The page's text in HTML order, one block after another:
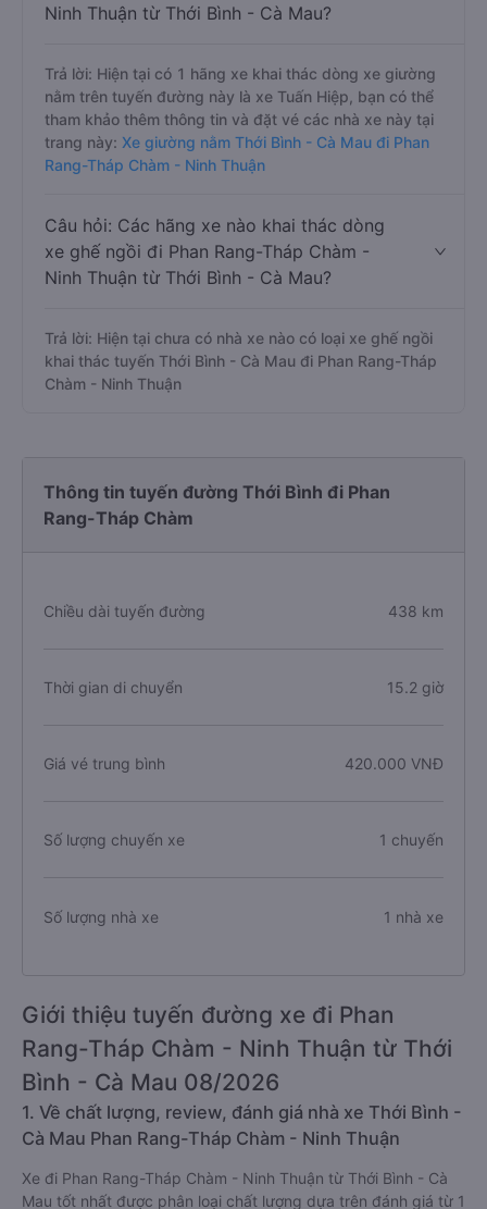
Ninh Thuận từ Thới Bình - Cà Mau?
Trả lời: Hiện tại có 1 hãng xe khai thác dòng xe giường
nằm trên tuyến đường này là xe Tuấn Hiệp, bạn có thể
tham khảo thêm thông tin và đặt vé các nhà xe này tại
trang này: Xe giường nằm Thới Bình - Cà Mau đi Phan
Rang-Tháp Chàm - Ninh Thuận
Câu hỏi: Các hãng xe nào khai thác dòng
xe ghế ngồi đi Phan Rang-Tháp Chàm -
Ninh Thuận từ Thới Bình - Cà Mau?
Trả lời: Hiện tại chưa có nhà xe nào có loại xe ghế ngồi
khai thác tuyến Thới Bình - Cà Mau đi Phan Rang-Tháp
Chàm - Ninh Thuận
Thông tin tuyến đường Thới Bình đi Phan
Rang-Tháp Chàm
Chiều dài tuyến đường 438 km
Thời gian di chuyển 15.2 giờ
Giá vé trung bình 420.000 VNĐ
Số lượng chuyến xe 1 chuyến
Số lượng nhà xe 1 nhà xe
Giới thiệu tuyến đường xe đi Phan
Rang-Tháp Chàm - Ninh Thuận từ Thới
Bình - Cà Mau 08/2026
1. Về chất lượng, review, đánh giá nhà xe Thới Bình -
Cà Mau Phan Rang-Tháp Chàm - Ninh Thuận
Xe đi Phan Rang-Tháp Chàm - Ninh Thuận từ Thới Bình - Cà
Mau tốt nhất được phân loại chất lượng dựa trên đánh giá từ 1